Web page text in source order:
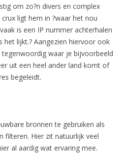
om zo?n divers en complex
ligt hem in ?waar het nou
is een IP nummer achterhalen
het lijkt.? Aangezien hiervoor ook
waar je bijvoorbeeld
uit een heel ander land komt of
begeleidt.
bronnen te gebruiken als
filteren. Hier zit natuurlijk veel
al aardig wat ervaring mee.